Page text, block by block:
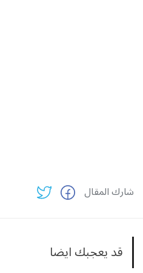
شارك المقال
قد يعجبك ايضا